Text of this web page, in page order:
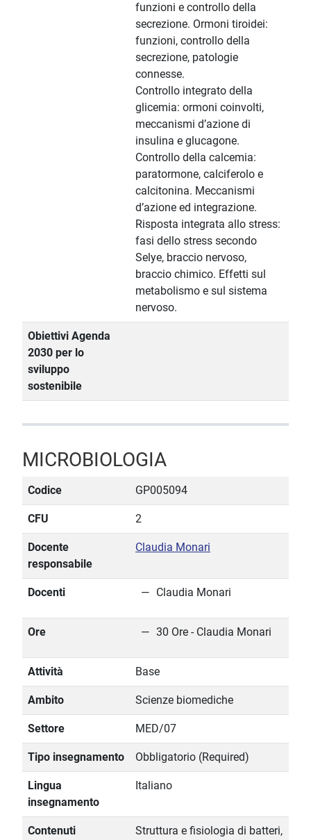
funzioni e controllo della
secrezione. Ormoni tiroidei:
funzioni, controllo della
secrezione, patologie
connesse.
Controllo integrato della
glicemia: ormoni coinvolti,
meccanismi d’azione di
insulina e glucagone.
Controllo della calcemia:
paratormone, calciferolo e
calcitonina. Meccanismi
d’azione ed integrazione.
Risposta integrata allo stress:
fasi dello stress secondo
Selye, braccio nervoso,
braccio chimico. Effetti sul
metabolismo e sul sistema
nervoso.
Obiettivi Agenda
2030 per lo
sviluppo
sostenibile
MICROBIOLOGIA
Codice GP005094
CFU 2
Docente
responsabile
Claudia Monari
Docenti Claudia Monari
Ore 30 Ore - Claudia Monari
Attività Base
Ambito Scienze biomediche
Settore MED/07
Tipo insegnamento Obbligatorio (Required)
Lingua
insegnamento
Italiano
Contenuti Struttura e fisiologia di batteri,